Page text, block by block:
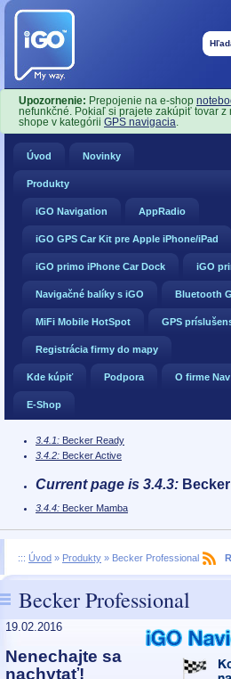
Upozornenie: Prepojenie na e-shop
nefunkčné. Pokiaľ si prajete zakúpiť tovar z
shope v kategórii GPS navigacia.
Úvod Novinky
Produkty
iGO Navigation AppRadio
iGO GPS Car Kit pre Apple iPhone/iPad
iGO primo iPhone Car Dock iGO
Navigačné balíky s iGO Bluetooth
MiFi Mobile HotSpot GPS
Registrácia firmy do mapy
Kde kúpiť Podpora O firme
E-Shop
3.4.1: Becker Ready
3.4.2: Becker Active
Current page is 3.4.3:
3.4.4: Becker Mamba
::: Úvod » Produkty » Becker Professional
Becker Professional
19.02.2016
Nenechajte sa
nachytať!